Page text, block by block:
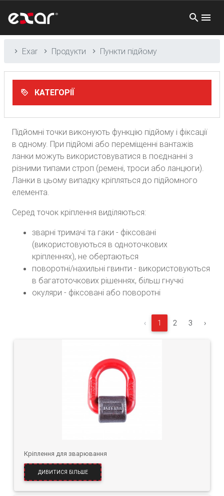
Exar Продукти Пункти підйому
КАТЕГОРІЇ
Підйомні точки виконують функцію підйому і фіксації
в одному. При підйомі або переміщенні вантажів
ланки можуть використовуватися в поєднанні з
різними типами строп (ремені, троси або ланцюги).
Ланки в цьому випадку кріпляться до підйомного
елемента.
Серед точок кріплення виділяються:
зварні тримачі та гаки - фіксовані
(використовуються в одноточкових
кріпленнях), не обертаються
поворотні/нахильні гвинти - використовуються
в багатоточкових рішеннях, більш гнучкі
окуляри - фіксовані або поворотні
‹ 1 2 3 ›
Кріплення для зварювання
ДИВИТИСЯ БІЛЬШЕ